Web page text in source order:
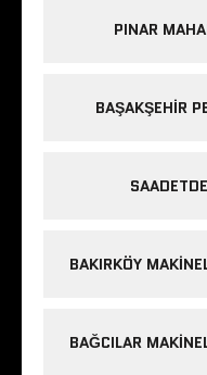
PINAR
BAŞAKŞEHIR
BAKIRKÖY
BAĞCILAR